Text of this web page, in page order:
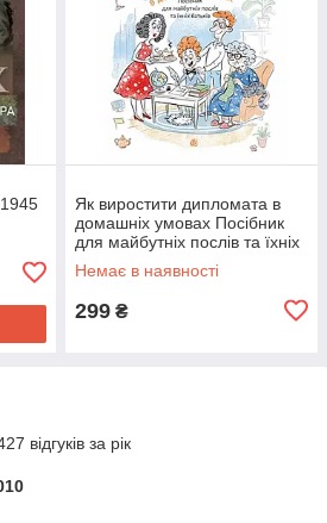
Як виростити дипломата в
домашніх умовах Посібник
для майбутніх послів та їхніх
батьків
Немає в наявності
299 ₴
відгуків за рік